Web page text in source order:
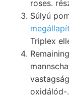
roses.
Súlyú
Triplex
oxidálód-.